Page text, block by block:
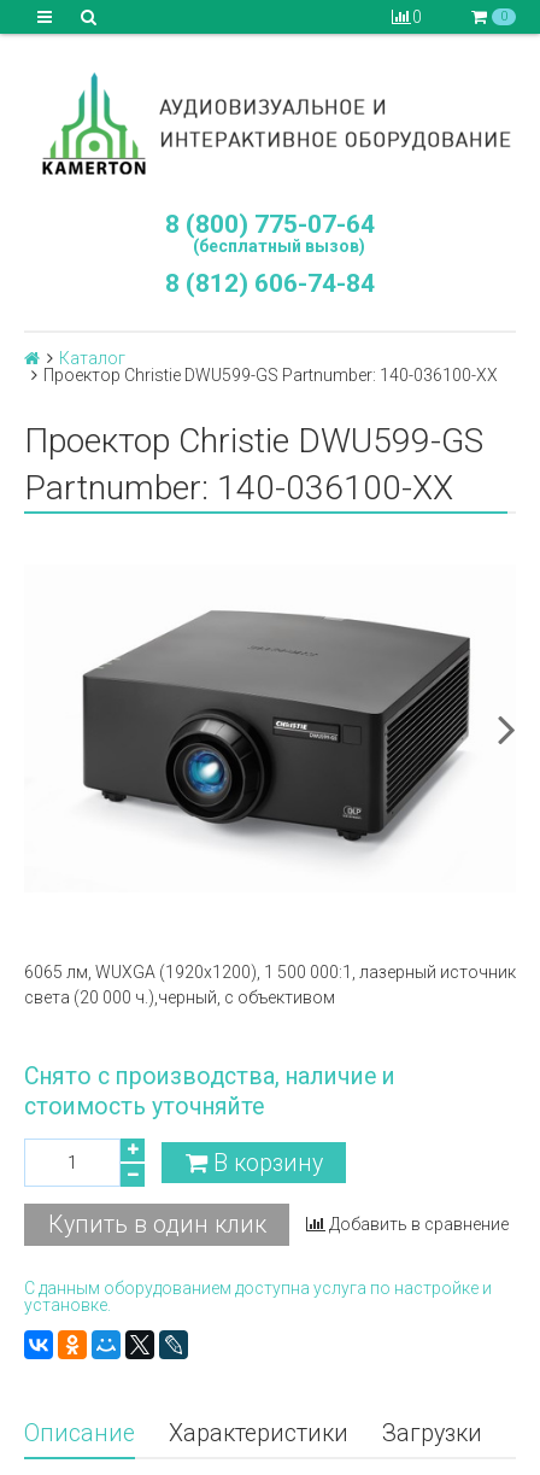
0 0
8 (800) 775-07-64
(бесплатный вызов)
8 (812) 606-74-84
Каталог
Проектор Christie DWU599-GS Рartnumber: 140-036100-XX
Проектор Christie DWU599-GS
Рartnumber: 140-036100-XX
6065 лм, WUXGA (1920х1200), 1 500 000:1, лазерный источник
света (20 000 ч.),черный, с объективом
Снято с производства, наличие и
стоимость уточняйте
В корзину
Купить в один клик Добавить в сравнение
С данным оборудованием доступна услуга по настройке и
установке.
Описание Характеристики Загрузки